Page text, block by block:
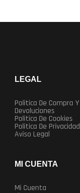
LEGAL
Politica De Compra Y
Devoluciones
Politica De Cookies
Politica De Privacidad
Aviso Legal
MI CUENTA
Mi Cuenta